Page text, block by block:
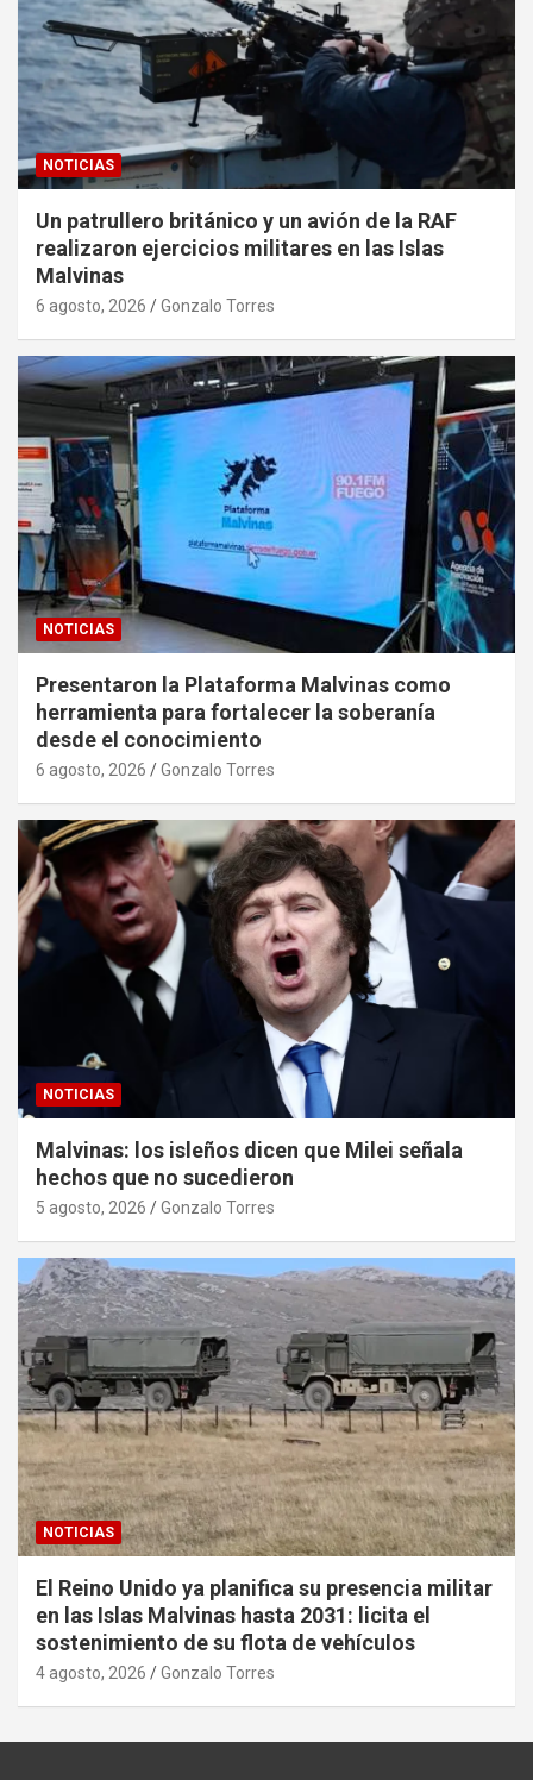
NOTICIAS
Un patrullero británico y un avión de la RAF
realizaron ejercicios militares en las Islas
Malvinas
6 agosto, 2026 Gonzalo Torres
NOTICIAS
Presentaron la Plataforma Malvinas como
herramienta para fortalecer la soberanía
desde el conocimiento
6 agosto, 2026 Gonzalo Torres
NOTICIAS
Malvinas: los isleños dicen que Milei señala
hechos que no sucedieron
5 agosto, 2026 Gonzalo Torres
NOTICIAS
El Reino Unido ya planifica su presencia militar
en las Islas Malvinas hasta 2031: licita el
sostenimiento de su flota de vehículos
4 agosto, 2026 Gonzalo Torres